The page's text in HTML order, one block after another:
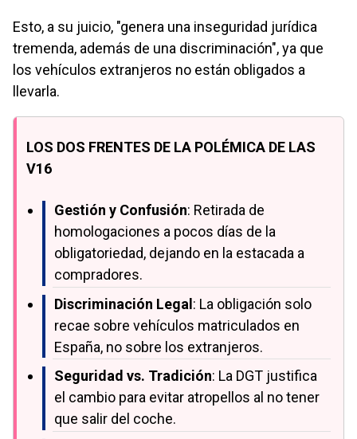
Esto, a su juicio, "genera una inseguridad jurídica
tremenda, además de una discriminación", ya que
los vehículos extranjeros no están obligados a
llevarla.
LOS DOS FRENTES DE LA POLÉMICA DE LAS
V16
Gestión y Confusión: Retirada de
homologaciones a pocos días de la
obligatoriedad, dejando en la estacada a
compradores.
Discriminación Legal: La obligación solo
recae sobre vehículos matriculados en
España, no sobre los extranjeros.
Seguridad vs. Tradición: La DGT justifica
el cambio para evitar atropellos al no tener
que salir del coche.